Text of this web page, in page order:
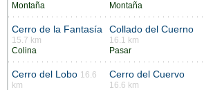
Montaña
Montaña
Cerro de la Fantasía
15.7 km
Colina
Collado del Cuerno
16.1 km
Pasar
Cerro del Lobo 16.6
km
Cerro del Cuervo
16.6 km